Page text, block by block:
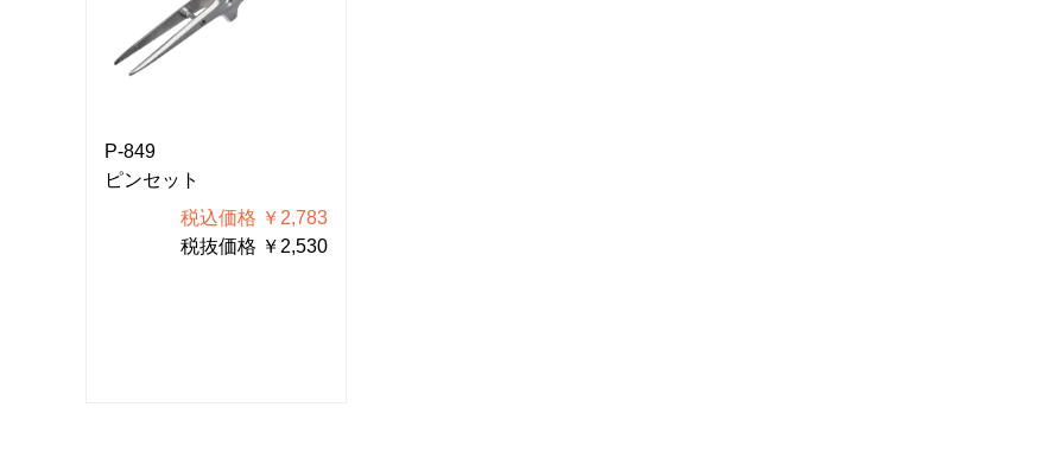
P-849
ピンセット
税込価格 ￥2,783
税抜価格 ￥2,530